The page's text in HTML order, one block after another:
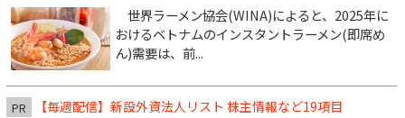
世界ラーメン協会(WINA)によると、2025年に
おけるベトナムのインスタントラーメン(即席め
ん)需要は、前...
PR 【毎週配信】新設外資法人リスト 株主情報など19項目